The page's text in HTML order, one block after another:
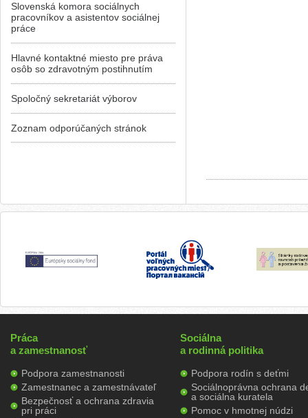
Slovenská komora sociálnych
pracovníkov a asistentov sociálnej
práce
Hlavné kontaktné miesto pre práva
osôb so zdravotným postihnutím
Spoločný sekretariát výborov
Zoznam odporúčaných stránok
Práca
a zamestnanosť
Podpora zamestnanosti
Zamestnanec a zamestnávateľ
Bezpečnosť a ochrana zdravia
pri práci
Sociálna
a rodinná politika
Podpora rodín s deťmi
Sociálnoprávna ochrana
a sociálna kuratela
Pomoc v hmotnej núdzi